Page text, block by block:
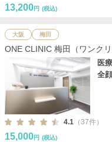
13,200円 (税込)
大阪 梅田
ONE CLINIC 梅田（ワンクリ
医
全
4.1 （37件）
15,000円 (税込)